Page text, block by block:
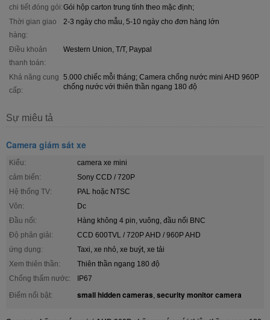
chi tiết đóng gói:Gói hộp carton trung tính theo mặc định;
Thời gian giao
hàng:
2-3 ngày cho mẫu, 5-10 ngày cho đơn hàng lớn
Điều khoản
thanh toán:
Western Union, T/T, Paypal
Khả năng cung
cấp:
5.000 chiếc mỗi tháng; Camera chống nước mini AHD 960P
chống nước với thiên thần ngang 180 độ
Sự miêu tả
Camera giám sát xe
Kiểu:
camera xe mini
cảm biến:
Sony CCD / 720P
Hệ thống TV:
PAL hoặc NTSC
Vôn:
Dc
Đầu nối:
Hàng không 4 pin, vuông, đầu nối BNC
Độ phân giải:
CCD 600TVL / 720P AHD / 960P AHD
ứng dụng:
Taxi, xe nhỏ, xe buýt, xe tải
Xem thiên thần:
Thiên thần ngang 180 độ
Chống thấm nước:
IP67
Điểm nổi bật:
small hidden cameras, security monitor camera